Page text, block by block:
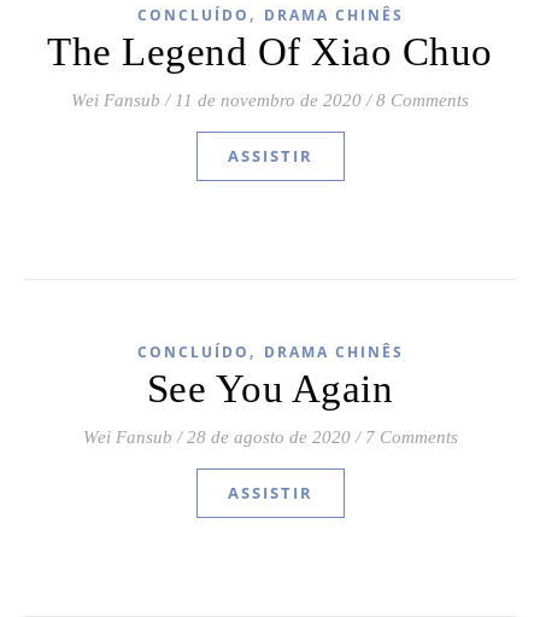
CONCLUÍDO , DRAMA CHINÊS
The Legend Of Xiao Chuo
Wei Fansub / 11 de novembro de 2020 / 8 Comments
ASSISTIR
CONCLUÍDO , DRAMA CHINÊS
See You Again
Wei Fansub / 28 de agosto de 2020 / 7 Comments
ASSISTIR